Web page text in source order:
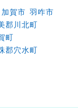
加賀市 羽咋市
郡川北町
町
郡穴水町